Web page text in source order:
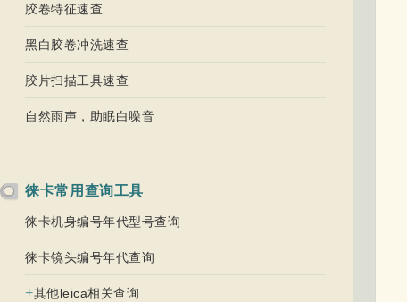
胶卷特征速查
黑白胶卷冲洗速查
胶片扫描工具速查
自然雨声，助眠白噪音
徕卡常用查询工具
徕卡机身编号年代型号查询
徕卡镜头编号年代查询
+其他leica相关查询